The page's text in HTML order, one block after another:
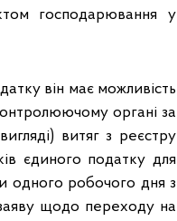
господарювання у
він має можливість
органі за
витяг з реєстру
єдиного податку для
одного робочого дня з
щодо переходу на